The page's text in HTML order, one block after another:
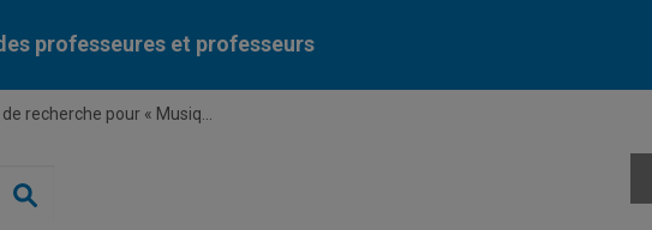
professeures et professeurs
recherche pour « Musiq...